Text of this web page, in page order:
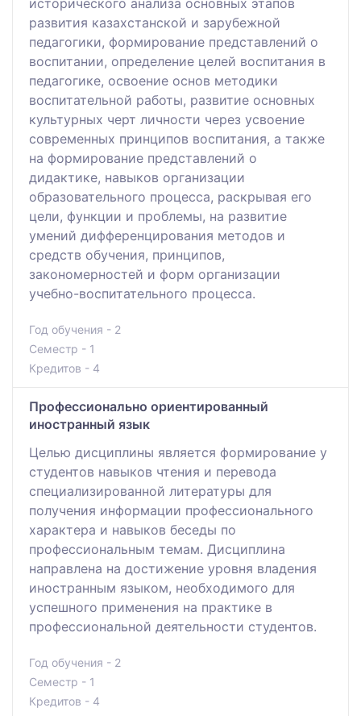
развития казахстанской и зарубежной
педагогики, формирование представлений о
воспитании, определение целей воспитания в
педагогике, освоение основ методики
воспитательной работы, развитие основных
культурных черт личности через усвоение
современных принципов воспитания, а также
на формирование представлений о
дидактике, навыков организации
образовательного процесса, раскрывая его
цели, функции и проблемы, на развитие
умений дифференцирования методов и
средств обучения, принципов,
закономерностей и форм организации
учебно-воспитательного процесса.
Год обучения - 2
Семестр - 1
Кредитов - 4
Профессионально ориентированный
иностранный язык
Целью дисциплины является формирование у
студентов навыков чтения и перевода
специализированной литературы для
получения информации профессионального
характера и навыков беседы по
профессиональным темам. Дисциплина
направлена на достижение уровня владения
иностранным языком, необходимого для
успешного применения на практике в
профессиональной деятельности студентов.
Год обучения - 2
Семестр - 1
Кредитов - 4